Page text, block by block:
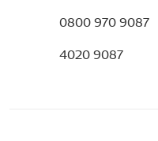
0800 970 9087
4020 9087